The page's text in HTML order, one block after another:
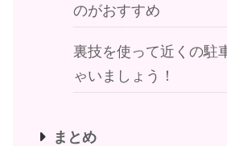
のがおすすめ
裏技を使って近くの駐
ゃいましょう！
まとめ